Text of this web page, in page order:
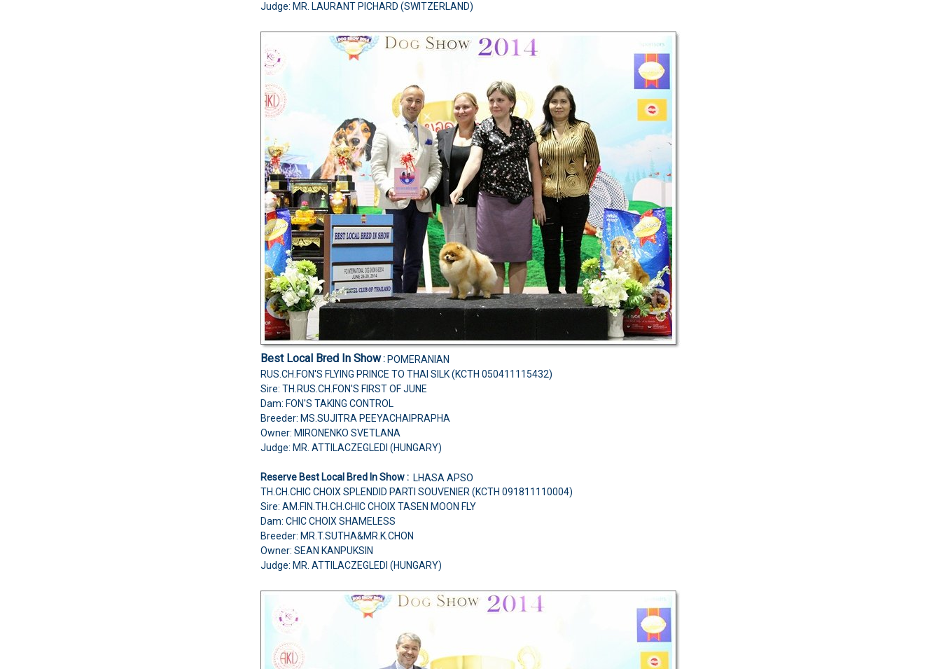
Judge: MR. LAURANT PICHARD (SWITZERLAND)
Best Local Bred In Show: POMERANIAN
RUS.CH.FON'S FLYING PRINCE TO THAI SILK (KCTH 050411115432)
Sire: TH.RUS.CH.FON'S FIRST OF JUNE
Dam: FON'S TAKING CONTROL
Breeder: MS.SUJITRA PEEYACHAIPRAPHA
Owner: MIRONENKO SVETLANA
Judge: MR. ATTILACZEGLEDI (HUNGARY)
Reserve Best Local Bred In Show : LHASA APSO
TH.CH.CHIC CHOIX SPLENDID PARTI SOUVENIER (KCTH 091811110004)
Sire: AM.FIN.TH.CH.CHIC CHOIX TASEN MOON FLY
Dam: CHIC CHOIX SHAMELESS
Breeder: MR.T.SUTHA&MR.K.CHON
Owner: SEAN KANPUKSIN
Judge: MR. ATTILACZEGLEDI (HUNGARY)